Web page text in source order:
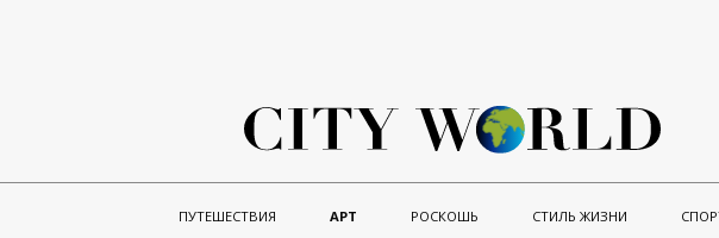
ПУТЕШЕСТВИЯ АРТ РОСКОШЬ СТИЛЬ ЖИЗНИ